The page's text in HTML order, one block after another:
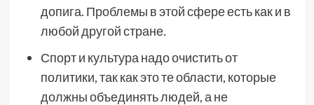
допига. Проблемы в этой сфере есть как и в
любой другой стране.
Спорт и культура надо очистить от
политики, так как это те области, которые
должны объединять людей, а не